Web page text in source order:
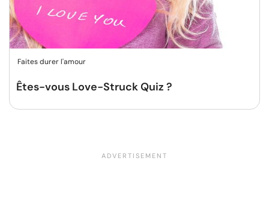
Faites durer l'amour
Êtes-vous Love-Struck Quiz ?